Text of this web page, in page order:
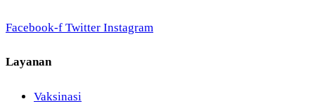
Facebook-f Twitter Instagram
Layanan
Vaksinasi